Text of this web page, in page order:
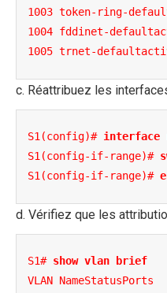
1003 token-ring-
1004 fddinet-
1005 trnet-
c. Réattribuez les
S1(config)# interface
S1(config-if-range)#
S1(config-if-range)#
d. Vérifiez que les
S1# show vlan brief
VLAN NameStatusPorts